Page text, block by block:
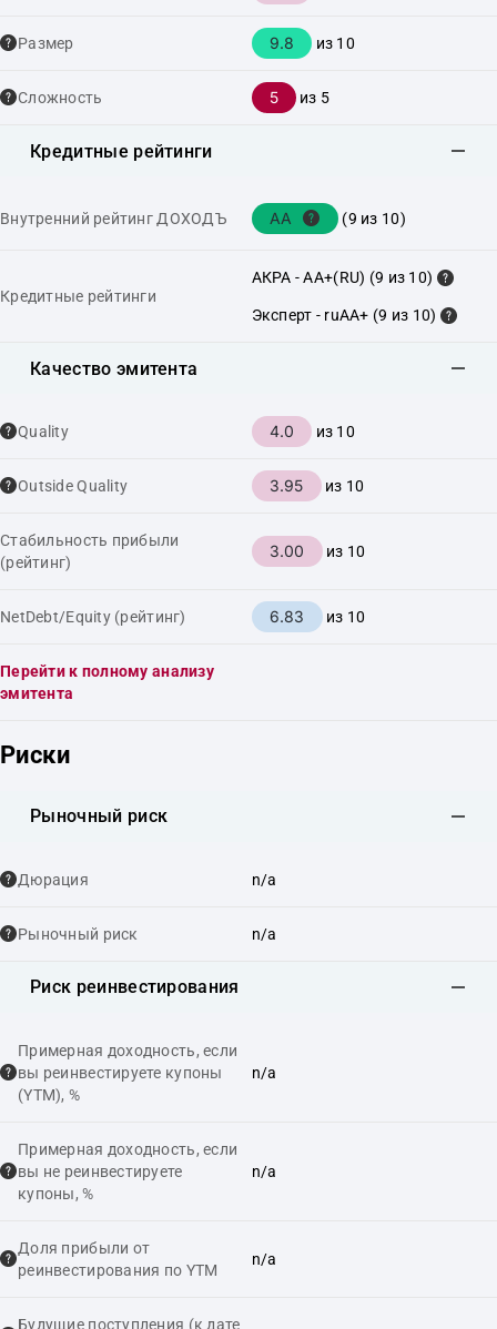
Размер 9.8 из 10
Сложность 5 из 5
Кредитные рейтинги
Внутренний рейтинг ДОХОДЪ AA (9 из 10)
Кредитные рейтинги
АКРА - AA+(RU) (9 из 10)
Эксперт - ruAA+ (9 из 10)
Качество эмитента
Quality 4.0 из 10
Outside Quality 3.95 из 10
Стабильность прибыли
(рейтинг)
3.00 из 10
NetDebt/Equity (рейтинг) 6.83 из 10
Перейти к полному анализу
эмитента
Риски
Рыночный риск
Дюрация n/a
Рыночный риск n/a
Риск реинвестирования
Примерная доходность, если
вы реинвестируете купоны
(YTM), %
n/a
Примерная доходность, если
вы не реинвестируете
купоны, %
n/a
Доля прибыли от
реинвестирования по YTM
n/a
Будущие поступления (к дате